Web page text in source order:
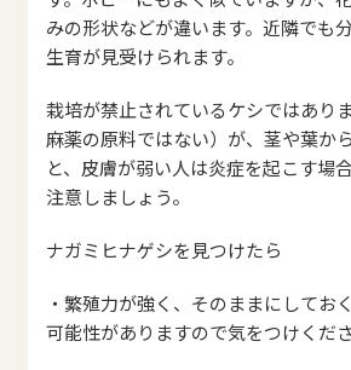
みの形状などが違います。近隣でも
生育が見受けられます。
栽培が禁止されているケシではあり
麻薬の原料ではない）が、茎や葉か
と、皮膚が弱い人は炎症を起こす場
注意しましょう。
ナガミヒナゲシを見つけたら
・繁殖力が強く、そのままにしてお
可能性がありますので気をつけくださ